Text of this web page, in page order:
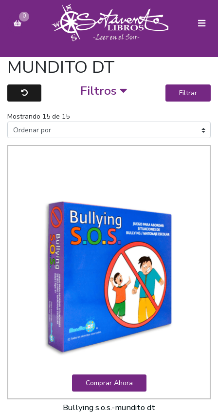
0
MUNDITO DT
Filtros Filtrar
Mostrando 15 de 15
Comprar Ahora
Bullying s.o.s.-mundito dt